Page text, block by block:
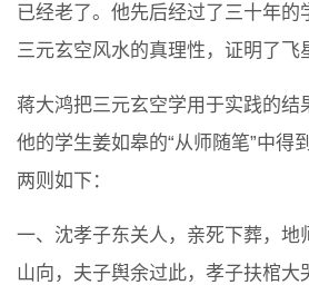
已经老了。他先后经过了三十年的
三元玄空风水的真理性，证明了飞
蒋大鸿把三元玄空学用于实践的结
他的学生姜如皋的“从师随笔”中得
两则如下：
一、沈孝子东关人，亲死下葬，地
山向，夫子舆余过此，孝子扶棺大